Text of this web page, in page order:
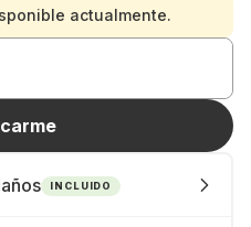
actualmente.
INCLUIDO